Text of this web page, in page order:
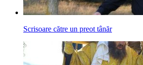
Scrisoare către un preot tânăr